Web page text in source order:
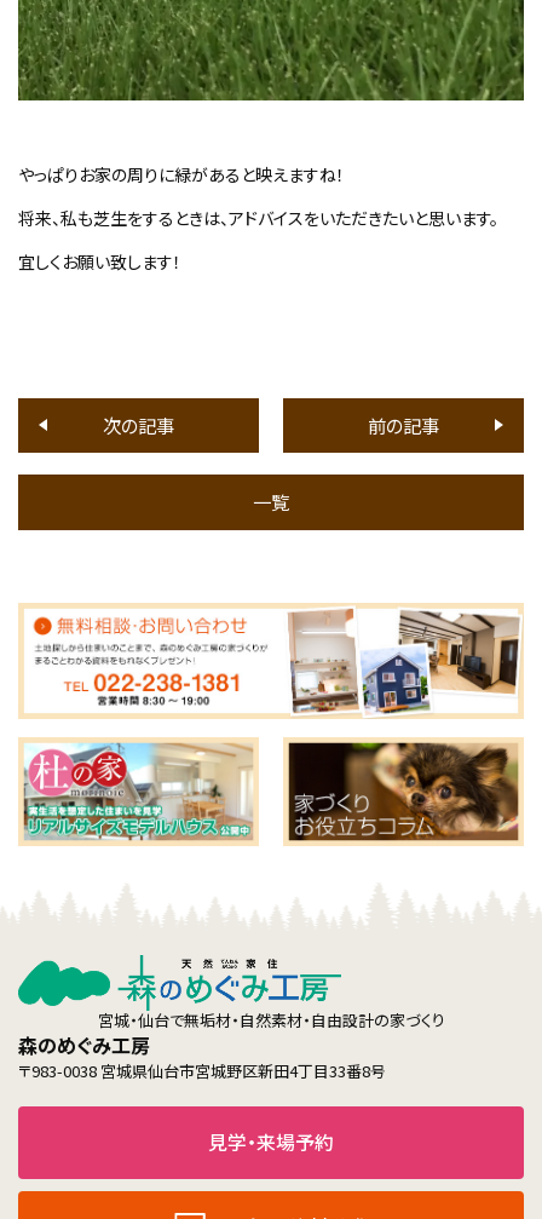
やっぱりお家の周りに緑があると映えますね！
将来、私も芝生をするときは、アドバイスをいただきたいと思います。
宜しくお願い致します！
次の記事
一覧
前の記事
宮城・仙台で無垢材・自然素材・自由設計の家づくり
森のめぐみ工房
〒983-0038 宮城県仙台市宮城野区新田4丁目33番8号
見学・来場予約